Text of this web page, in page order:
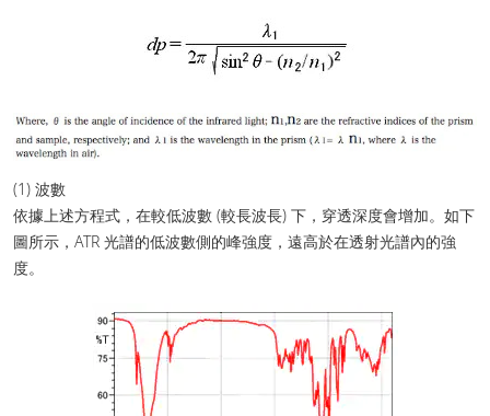
(1) 波數
依據上述方程式，在較低波數 (較長波長) 下，穿透深度會增加。如下
圖所示，ATR 光譜的低波數側的峰強度，遠高於在透射光譜內的強
度。